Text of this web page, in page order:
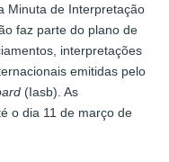
Minuta de Interpretação
faz parte do plano de
interpretações
emitidas pelo
(Iasb). As
o dia 11 de março de